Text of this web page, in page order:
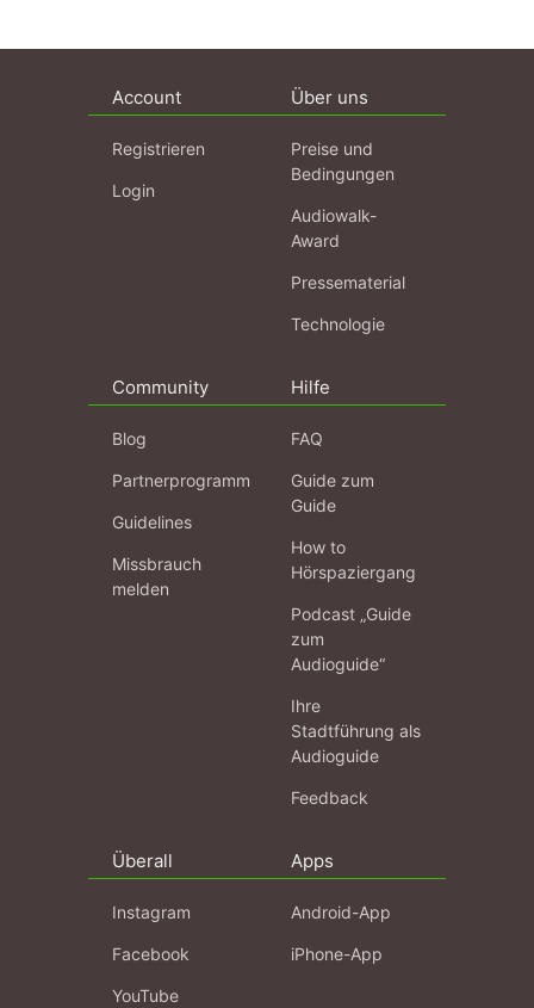
Account
Registrieren
Login
Über uns
Preise und
Bedingungen
Audiowalk-
Award
Pressematerial
Technologie
Community
Blog
Partnerprogramm
Guidelines
Missbrauch
melden
Hilfe
FAQ
Guide zum
Guide
How to
Hörspaziergang
Podcast „Guide
zum
Audioguide“
Ihre
Stadtführung als
Audioguide
Feedback
Überall
Instagram
Facebook
YouTube
Apps
Android-App
iPhone-App